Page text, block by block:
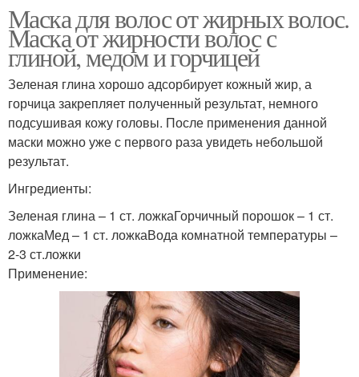
Маска для волос от жирных волос.
Маска от жирности волос с
глиной, медом и горчицей
Зеленая глина хорошо адсорбирует кожный жир, а
горчица закрепляет полученный результат, немного
подсушивая кожу головы. После применения данной
маски можно уже с первого раза увидеть небольшой
результат.
Ингредиенты:
Зеленая глина – 1 ст. ложкаГорчичный порошок – 1 ст.
ложкаМед – 1 ст. ложкаВода комнатной температуры –
2-3 ст.ложки
Применение: